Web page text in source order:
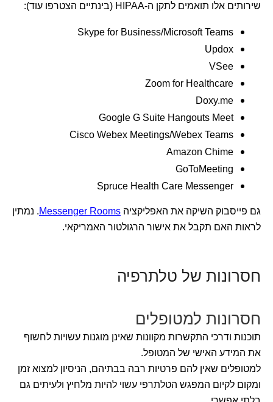
שירותים אלו תואמים לתקן ה-HIPAA (בינתיים הצטרפו עוד):
Skype for Business/Microsoft Teams
Updox
VSee
Zoom for Healthcare
Doxy.me
Google G Suite Hangouts Meet
Cisco Webex Meetings/Webex Teams
Amazon Chime
GoToMeeting
Spruce Health Care Messenger
גם פייסבוק השיקה את האפליקציה Messenger Rooms. נמתין
לראות האם תקבל את אישור הרגולטור האמריקאי.
חסרונות של טלתרפיה
חסרונות למטופלים
תוכנות ודרכי התקשרות מקוונות שאינן מוגנות עשויות לחשוף
את המידע האישי של המטופל.
למטופלים שאין להם פרטיות רבה בבתיהם, הניסיון למצוא זמן
ומקום לקיום המפגש הטלתרפי עשוי להיות מלחיץ ולעיתים גם